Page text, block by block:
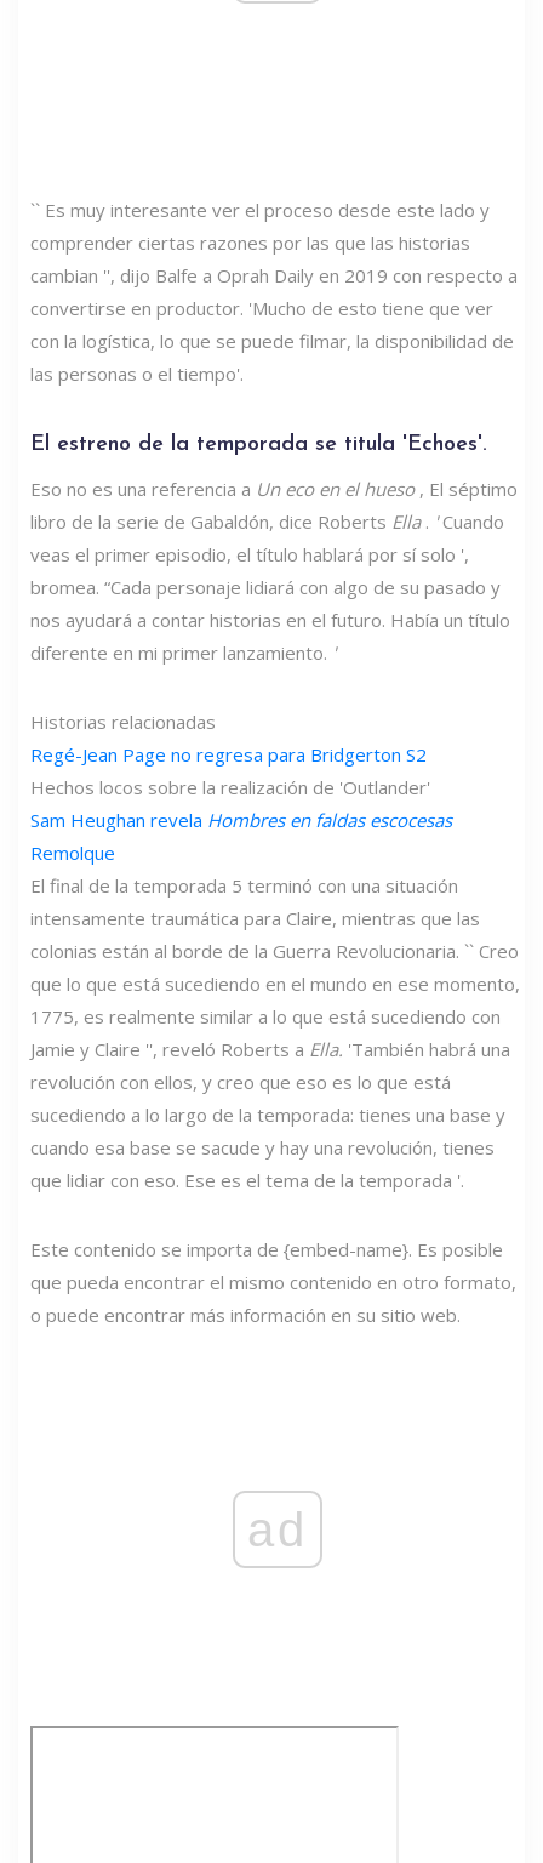
`` Es muy interesante ver el proceso desde este lado y
comprender ciertas razones por las que las historias
cambian '', dijo Balfe a Oprah Daily en 2019 con respecto a
convertirse en productor. 'Mucho de esto tiene que ver
con la logística, lo que se puede filmar, la disponibilidad de
las personas o el tiempo'.
El estreno de la temporada se titula 'Echoes'.
Eso no es una referencia a Un eco en el hueso, El séptimo
libro de la serie de Gabaldón, dice Roberts Ella. Cuando
veas el primer episodio, el título hablará por sí solo ',
bromea. “Cada personaje lidiará con algo de su pasado y
nos ayudará a contar historias en el futuro. Había un título
diferente en mi primer lanzamiento.
Historias relacionadas
Regé-Jean Page no regresa para Bridgerton S2
Hechos locos sobre la realización de 'Outlander'
Sam Heughan revela Hombres en faldas escocesas
Remolque
El final de la temporada 5 terminó con una situación
intensamente traumática para Claire, mientras que las
colonias están al borde de la Guerra Revolucionaria. `` Creo
que lo que está sucediendo en el mundo en ese momento,
1775, es realmente similar a lo que está sucediendo con
Jamie y Claire '', reveló Roberts a Ella. 'También habrá una
revolución con ellos, y creo que eso es lo que está
sucediendo a lo largo de la temporada: tienes una base y
cuando esa base se sacude y hay una revolución, tienes
que lidiar con eso. Ese es el tema de la temporada '.
Este contenido se importa de {embed-name}. Es posible
que pueda encontrar el mismo contenido en otro formato,
o puede encontrar más información en su sitio web.
ad